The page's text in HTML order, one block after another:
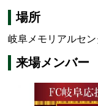
場所
岐阜メモリアルセ
来場メンバー